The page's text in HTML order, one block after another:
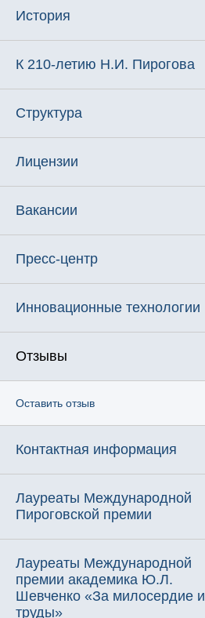
История
К 210-летию Н.И. Пирогова
Структура
Лицензии
Вакансии
Пресс-центр
Инновационные технологии
Отзывы
Оставить отзыв
Контактная информация
Лауреаты Международной
Пироговской премии
Лауреаты Международной
премии академика Ю.Л.
Шевченко «За милосердие и
труды»